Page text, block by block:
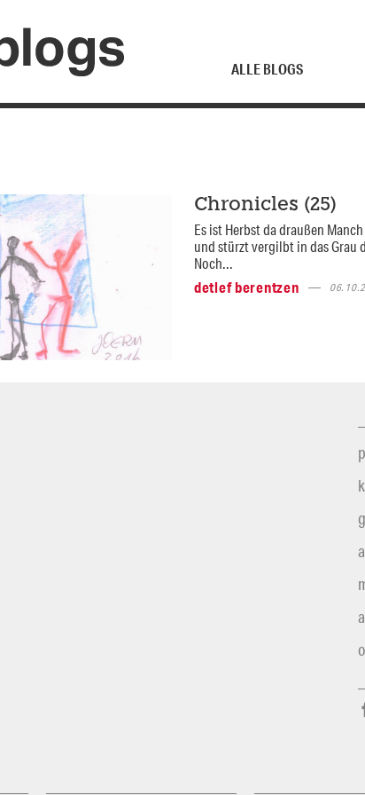
ALLE BLOGS
Chronicles (25)
Es ist Herbst da draußen
und stürzt vergilbt in das Grau
Noch...
detlef berentzen